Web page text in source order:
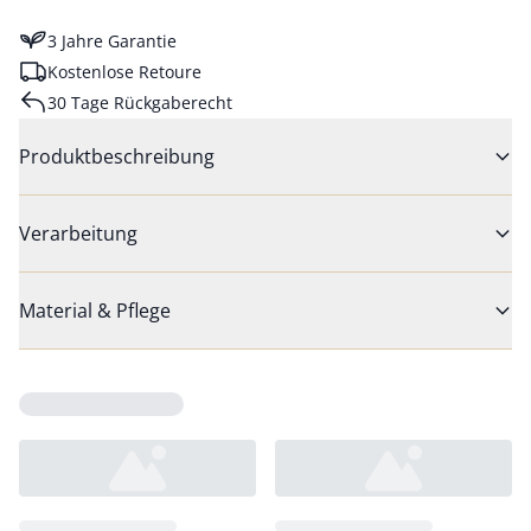
3 Jahre Garantie
Kostenlose Retoure
30 Tage Rückgaberecht
Produktbeschreibung
Verarbeitung
Material & Pflege